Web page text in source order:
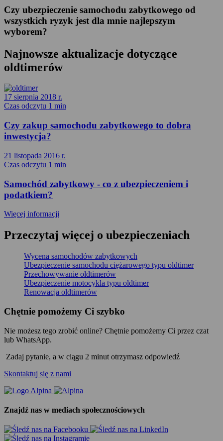
Czy ubezpieczenie samochodu zabytkowego od
wszystkich ryzyk jest dla mnie najlepszym
wyborem?
Najnowsze aktualizacje dotyczące
oldtimerów
17 sierpnia 2018 r.
Czas odczytu 1 min
Czy zakup samochodu zabytkowego to dobra
inwestycja?
21 listopada 2016 r.
Czas odczytu 1 min
Samochód zabytkowy - co z ubezpieczeniem i
podatkiem?
Więcej informacji
Przeczytaj więcej o ubezpieczeniach
Wycena samochodów zabytkowych
Ubezpieczenie samochodu ciężarowego typu oldtimer
Przechowywanie oldtimerów
Ubezpieczenie motocykla typu oldtimer
Renowacja oldtimerów
Chętnie pomożemy Ci szybko
Nie możesz tego zrobić online? Chętnie pomożemy Ci przez czat
lub WhatsApp.
Zadaj pytanie, a w ciągu 2 minut otrzymasz odpowiedź
Skontaktuj się z nami
Znajdź nas w mediach społecznościowych